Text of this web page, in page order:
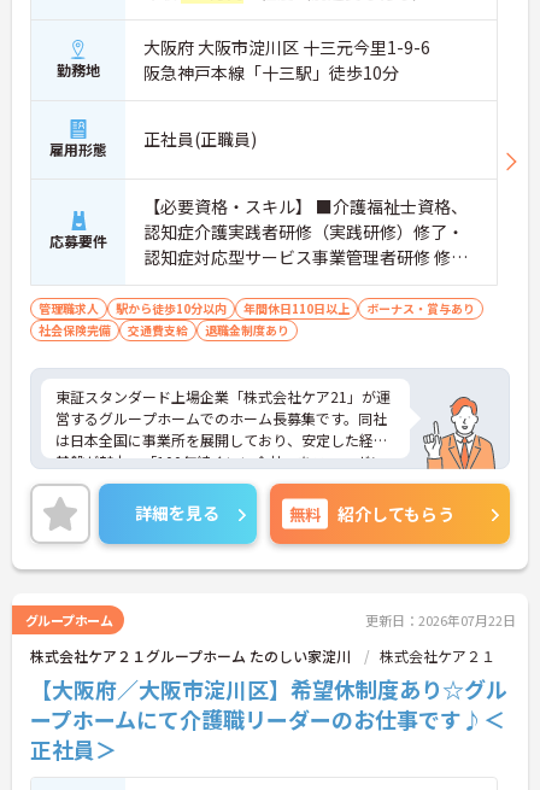
勤務地
大阪府 大阪市淀川区 十三元今里1-9-6
阪急神戸本線「十三駅」徒歩10分
雇用形態 正社員(正職員)
応募要件
【必要資格・スキル】 ■介護福祉士資格、
認知症介護実践者研修（実践研修）修了・
認知症対応型サービス事業管理者研修 修了
■マネジメント経験がある方(副施設長など)
管理職求人 駅から徒歩10分以内 年間休日110日以上
ボーナス・賞与あり
社会保険完備
交通費支給 退職金制度あり
東証スタンダード上場企業「株式会社ケア21」が運
営するグループホームでのホーム長募集です。同社
は日本全国に事業所を展開しており、安定した経営
基盤が魅力。「100年続くいい会社」をスローガン
に、スタッフが安心して長く働ける環境づくりに注
力しています。年間休日は111日、夏季・冬季休暇
もしっかり取得可能です。また、映画やレジャー施
設の割引が受けられる組合制度や、毎年もらえるお
誕生日プレゼントなど、ユニークで充実した福利厚
スタッフを大切にしながらより良い施設を創ってい
きたいという意欲のある方に最適な環境です。本社
によるサポート体制も整っているため、施設運営に
専念できます。ご興味のある方は詳細等をお伝えし
ますので、お気軽にお問い合わせください。
詳細を見る 無料 紹介してもらう
グループホーム 更新日：2026年07月22日
株式会社ケア２１グループホーム たのしい家淀川 株式会社ケア２１
【大阪府／大阪市淀川区】希望休制度あり☆グル
ープホームにて介護職リーダーのお仕事です♪＜
正社員＞